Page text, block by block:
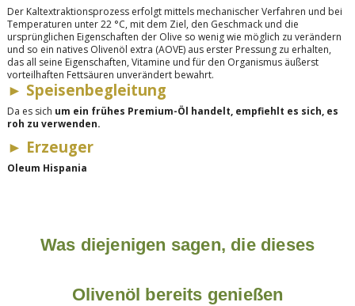
Der Kaltextraktionsprozess erfolgt mittels mechanischer Verfahren und bei
Temperaturen unter 22 °C, mit dem Ziel, den Geschmack und die
ursprünglichen Eigenschaften der Olive so wenig wie möglich zu verändern
und so ein natives Olivenöl extra (AOVE) aus erster Pressung zu erhalten,
das all seine Eigenschaften, Vitamine und für den Organismus äußerst
vorteilhaften Fettsäuren unverändert bewahrt.
► Speisenbegleitung
Da es sich um ein frühes Premium-Öl handelt, empfiehlt es sich, es
roh zu verwenden.
► Erzeuger
Oleum Hispania
Was diejenigen sagen, die dieses
Olivenöl bereits genießen